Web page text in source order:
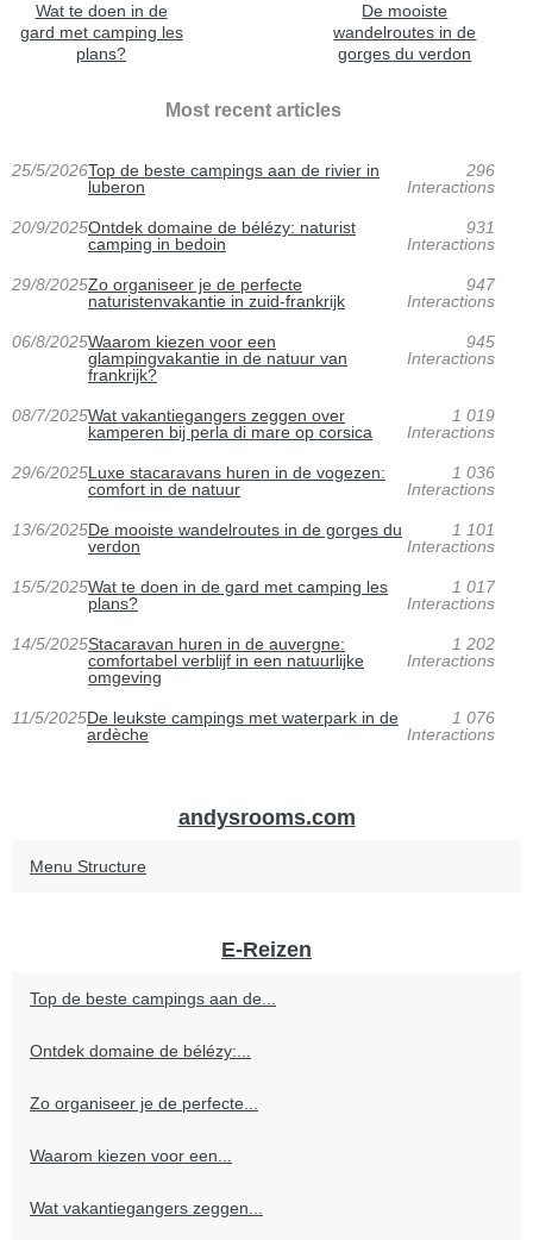
Wat te doen in de
gard met camping les
plans?
De mooiste
wandelroutes in de
gorges du verdon
Most recent articles
25/5/2026Top de beste campings aan de rivier in
luberon
296
Interactions
20/9/2025Ontdek domaine de bélézy: naturist
camping in bedoin
931
Interactions
29/8/2025Zo organiseer je de perfecte
naturistenvakantie in zuid-frankrijk
947
Interactions
06/8/2025Waarom kiezen voor een
glampingvakantie in de natuur van
frankrijk?
945
Interactions
08/7/2025Wat vakantiegangers zeggen over
kamperen bij perla di mare op corsica
1 019
Interactions
29/6/2025Luxe stacaravans huren in de vogezen:
comfort in de natuur
1 036
Interactions
13/6/2025De mooiste wandelroutes in de gorges du
verdon
1 101
Interactions
15/5/2025Wat te doen in de gard met camping les
plans?
1 017
Interactions
14/5/2025Stacaravan huren in de auvergne:
comfortabel verblijf in een natuurlijke
omgeving
1 202
Interactions
11/5/2025De leukste campings met waterpark in de
ardèche
1 076
Interactions
andysrooms.com
Menu Structure
E-Reizen
Top de beste campings aan de...
Ontdek domaine de bélézy:...
Zo organiseer je de perfecte...
Waarom kiezen voor een...
Wat vakantiegangers zeggen...